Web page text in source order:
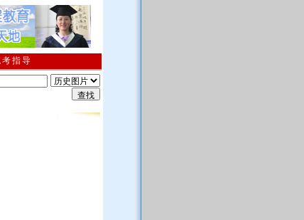
考指导
2026年1月期终考试及相关通知;